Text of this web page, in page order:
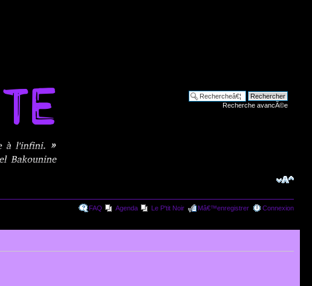
Recherche avancÃ©e
FAQ Agenda Le P'tit Noir Mâ€™enregistrer Connexion